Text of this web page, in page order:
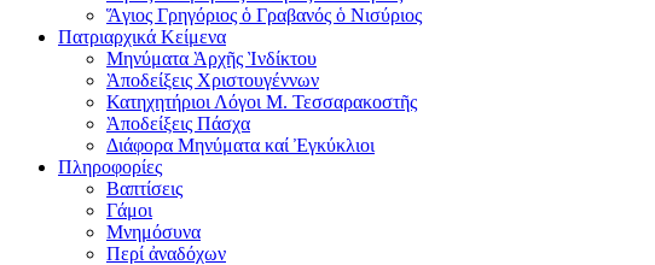
Ἅγιος Γρηγόριος ὁ Γραβανός ὁ Νισύριος
Πατριαρχικά Κείμενα
Μηνύματα Ὰρχῆς Ὶνδίκτου
Ὰποδείξεις Χριστουγέννων
Κατηχητήριοι Λόγοι Μ. Τεσσαρακοστῆς
Ὰποδείξεις Πάσχα
Διάφορα Μηνύματα καί Ἐγκύκλιοι
Πληροφορίες
Βαπτίσεις
Γάμοι
Μνημόσυνα
Περί ἀναδόχων